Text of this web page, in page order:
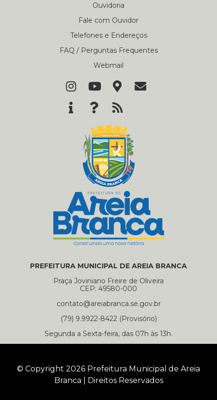
Ouvidoria
Fale com Ouvidor
Telefones e Endereços
FAQ / Perguntas Frequentes
Webmail
PREFEITURA MUNICIPAL DE AREIA BRANCA
Praça Joviniano Freire de Oliveira
CEP: 49580-000
contato@areiabranca.se.gov.br
(79) 9.9922-8422 (Provisório)
Segunda a Sexta-feira, das 07h às 13h.
© Copyright 2026 Prefeitura Municipal de Areia
Branca | Direitos Reservados